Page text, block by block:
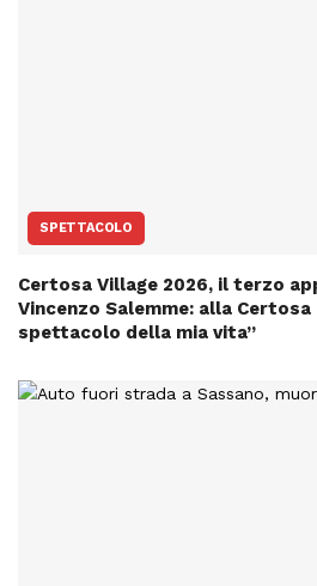
SPETTACOLO
Certosa Village 2026, il terzo
Vincenzo Salemme: alla Certosa
spettacolo della mia vita”